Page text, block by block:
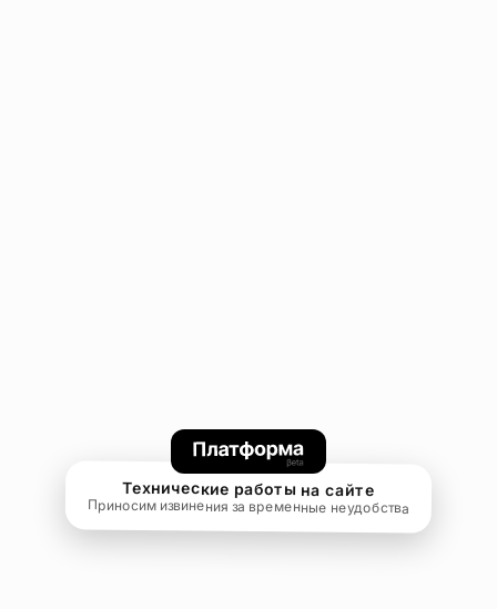
Технические работы на сайте
Приносим извинения за временные неудобства